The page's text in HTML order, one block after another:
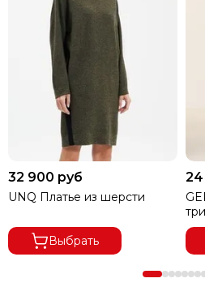
В ГОРОДА
ОСУЩЕСТВЛЯЕТСЯ ПО
ПРИ ВЫКУПЕ ЗАКАЗА ОТ 8000
БЕСПЛАТНАЯ.
ПРИ ОТКАЗЕ ОТ ПОСЫЛКИ И
32 900 руб
UNQ Платье из шерсти
Выбрать
24